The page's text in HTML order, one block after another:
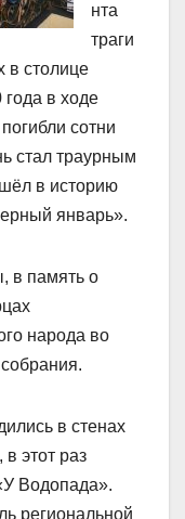
нта
траги
в столице
в ходе
сотни
стал траурным
в историю
январь».
в память о
народа во
в стенах
этот раз
Водопада».
региональной